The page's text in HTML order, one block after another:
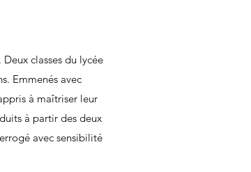
classes du lycée
Emmenés avec
à maîtriser leur
à partir des deux
avec sensibilité